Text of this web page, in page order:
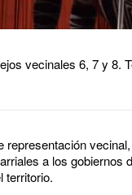
vecinales 6, 7 y 8.
representación
a los
territorio.